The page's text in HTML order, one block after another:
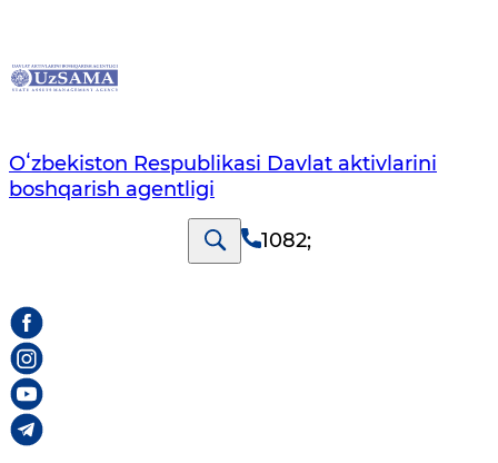
Oʻzbekiston Respublikasi Davlat aktivlarini
boshqarish agentligi
1082;